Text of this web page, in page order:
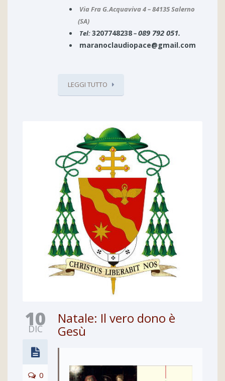
Via Fra G.Acquaviva 4 – 84135 Salerno
(SA)
Tel:3207748238–089 792 051.
maranoclaudiopace@gmail.com
LEGGI TUTTO
10
DIC
0
Natale: Il vero dono è
Gesù